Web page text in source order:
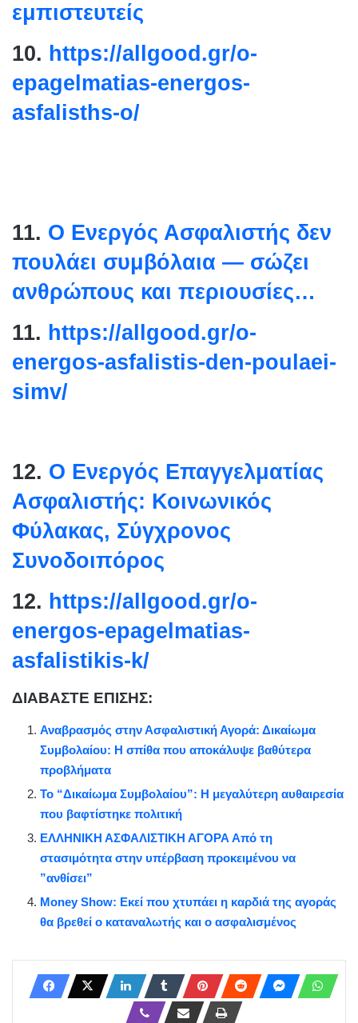
εμπιστευτείς
10. https://allgood.gr/o-
epagelmatias-energos-
asfalisths-o/
11. Ο Ενεργός Ασφαλιστής δεν
πουλάει συμβόλαια — σώζει
ανθρώπους και περιουσίες…
11. https://allgood.gr/o-
energos-asfalistis-den-poulaei-
simv/
12. Ο Ενεργός Επαγγελματίας
Ασφαλιστής: Κοινωνικός
Φύλακας, Σύγχρονος
Συνοδοιπόρος
12. https://allgood.gr/o-
energos-epagelmatias-
asfalistikis-k/
ΔΙΑΒΑΣΤΕ ΕΠΙΣΗΣ:
Αναβρασμός στην Ασφαλιστική Αγορά: Δικαίωμα
Συμβολαίου: Η σπίθα που αποκάλυψε βαθύτερα
προβλήματα
Το “Δικαίωμα Συμβολαίου”: Η μεγαλύτερη αυθαιρεσία
που βαφτίστηκε πολιτική
ΕΛΛΗΝΙΚΗ ΑΣΦΑΛΙΣΤΙΚΗ ΑΓΟΡΑ Από τη
στασιμότητα στην υπέρβαση προκειμένου να
”ανθίσει”
Money Show: Εκεί που χτυπάει η καρδιά της αγοράς
θα βρεθεί ο καταναλωτής και ο ασφαλισμένος